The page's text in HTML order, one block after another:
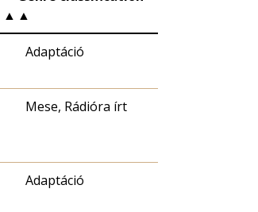
▲ ▲
Adaptáció
Mese, Rádióra írt
Adaptáció